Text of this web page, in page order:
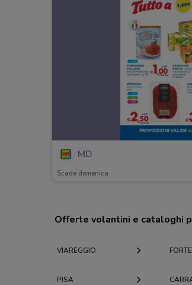
MD
Scade domenica
Offerte volantini e cataloghi
VIAREGGIO
PISA